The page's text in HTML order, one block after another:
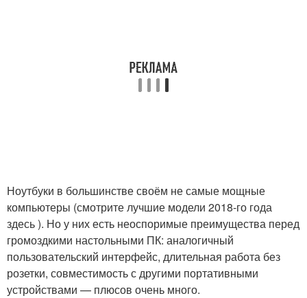
Ноутбуки в большинстве своём не самые мощные
компьютеры (смотрите лучшие модели 2018-го года
здесь ). Но у них есть неоспоримые преимущества перед
громоздкими настольными ПК: аналогичный
пользовательский интерфейс, длительная работа без
розетки, совместимость с другими портативными
устройствами — плюсов очень много.